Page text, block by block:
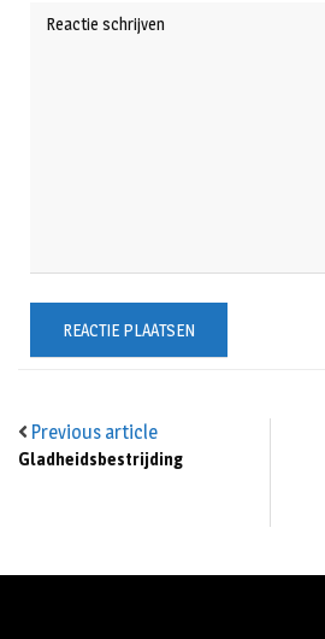
Previous article
Gladheidsbestrijding